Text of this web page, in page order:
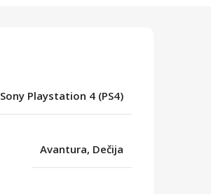
Sony Playstation 4 (PS4)
Avantura, Dečija